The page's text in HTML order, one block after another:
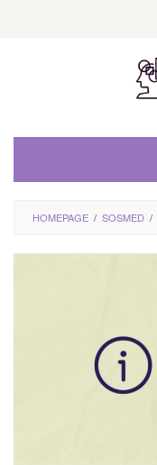
HOMEPAGE / SOSMED /